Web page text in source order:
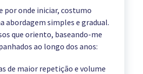
por onde iniciar, costumo
abordagem simples e gradual.
que oriento, baseando-me
ao longo dos anos:
de maior repetição e volume